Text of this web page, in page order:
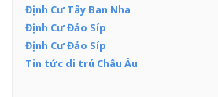
Định Cư Tây Ban Nha
Định Cư Đảo Síp
Định Cư Đảo Síp
Tin tức di trú Châu Âu